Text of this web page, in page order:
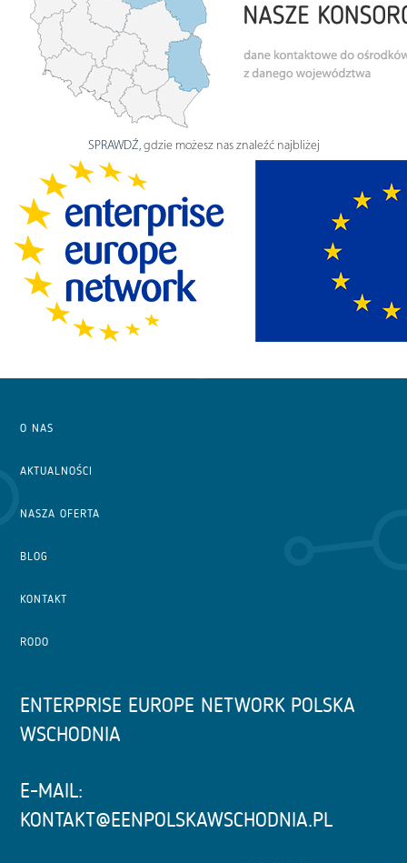
SPRAWDŹ, gdzie możesz nas znaleźć najbliżej
O NAS
AKTUALNOŚCI
NASZA OFERTA
BLOG
KONTAKT
RODO
ENTERPRISE EUROPE NETWORK POLSKA
WSCHODNIA
E-MAIL:
KONTAKT@EENPOLSKAWSCHODNIA.PL